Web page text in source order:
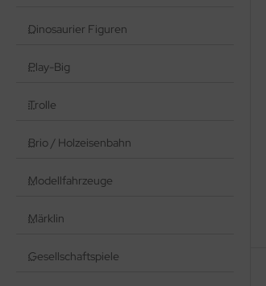
Dinosaurier Figuren
Play-Big
Trolle
Brio / Holzeisenbahn
Modellfahrzeuge
Märklin
Gesellschaftspiele